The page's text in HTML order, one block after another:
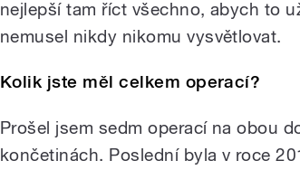
nejlepší tam říct všechno, abych to
nemusel nikdy nikomu vysvětlovat.
Kolik jste měl celkem operací?
Prošel jsem sedm operací na obou
končetinách. Poslední byla v roce